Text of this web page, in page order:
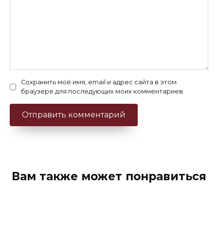
Сохранить моё имя, email и адрес сайта в этом
браузере для последующих моих комментариев.
Вам также может понравиться